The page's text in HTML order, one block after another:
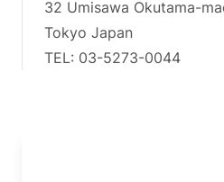
32 Umisawa Okutama-
Tokyo Japan
TEL: 03-5273-0044